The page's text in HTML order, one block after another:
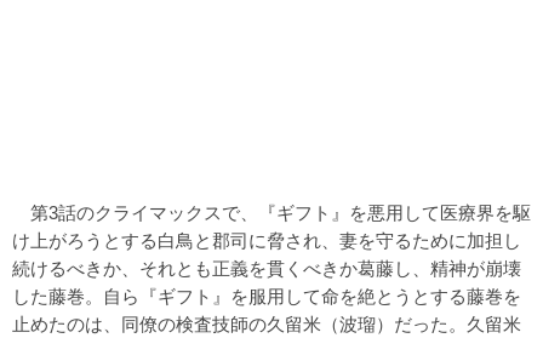
第3話のクライマックスで、『ギフト』を悪用して医療界を駆
け上がろうとする白鳥と郡司に脅され、妻を守るために加担し
続けるべきか、それとも正義を貫くべきか葛藤し、精神が崩壊
した藤巻。自ら『ギフト』を服用して命を絶とうとする藤巻を
止めたのは、同僚の検査技師の久留米（波瑠）だった。久留米